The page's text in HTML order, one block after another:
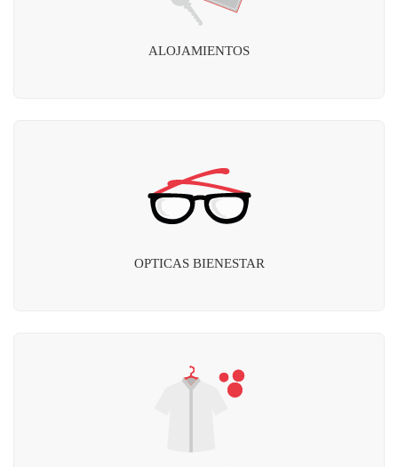
ALOJAMIENTOS
OPTICAS BIENESTAR